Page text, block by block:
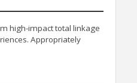
high-impact total linkage
Appropriately